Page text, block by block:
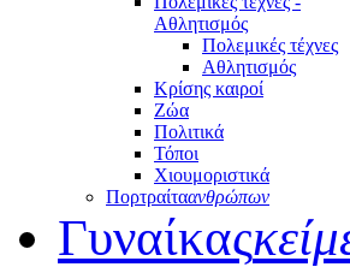
Αθλητισμός
Πολεμικές τέχνες
Αθλητισμός
Κρίσης καιροί
Ζώα
Πολιτικά
Τόποι
Χιουμοριστικά
Πορτραίταανθρώπων
Γυναίκας